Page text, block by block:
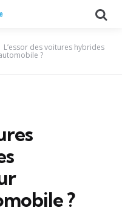
L’essor des voitures hybrides
?
?